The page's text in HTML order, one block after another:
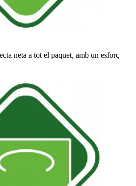
neta a tot el paquet, amb un esforç